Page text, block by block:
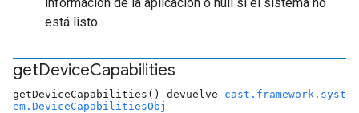
está listo.
getDeviceCapabilities
getDeviceCapabilities() devuelve cast.framework.syst
em.DeviceCapabilitiesObj